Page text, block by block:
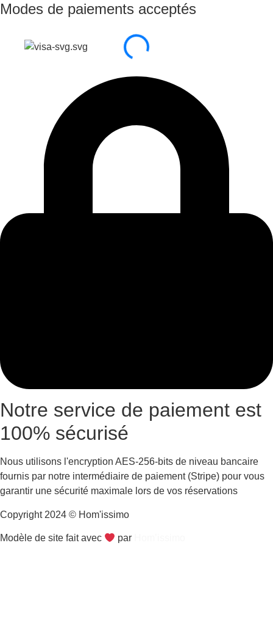
Modes de paiements acceptés
Notre service de paiement est
100% sécurisé
Nous utilisons l'encryption AES-256-bits de niveau bancaire
fournis par notre intermédiaire de paiement (Stripe) pour vous
garantir une sécurité maximale lors de vos réservations
Copyright 2024 © Hom'issimo
Modèle de site fait avec par